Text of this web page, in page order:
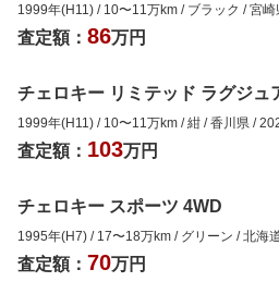
1999年(H11) / 10〜11 万km / ブラック /宮崎
査定額： 86万円
チェロキー リミテッド ラグジュ
1999年(H11) / 10〜11 万km /紺 /香川県 /
査定額： 103万円
チェロキー スポーツ 4WD
1995年(H7) / 17〜18万km / グリーン /北海
査定額： 70万円